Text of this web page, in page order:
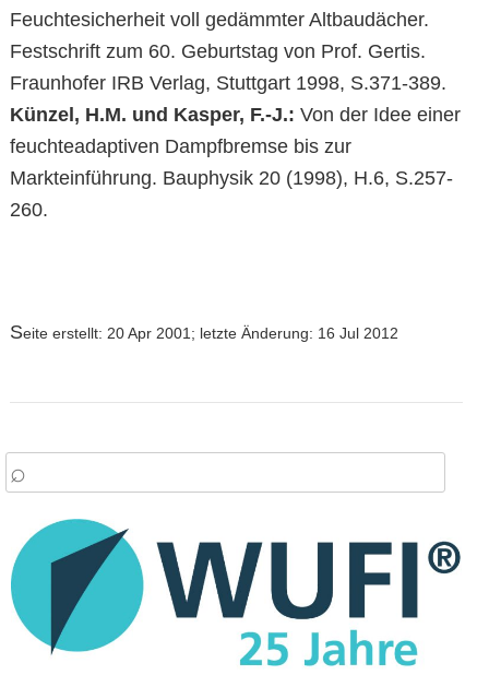
Feuchtesicherheit voll gedämmter Altbaudächer.
Festschrift zum 60. Geburtstag von Prof. Gertis.
Fraunhofer IRB Verlag, Stuttgart 1998, S.371-389.
Künzel, H.M. und Kasper, F.-J.: Von der Idee einer
feuchteadaptiven Dampfbremse bis zur
Markteinführung. Bauphysik 20 (1998), H.6, S.257-
260.
Seite erstellt: 20 Apr 2001; letzte Änderung: 16 Jul 2012